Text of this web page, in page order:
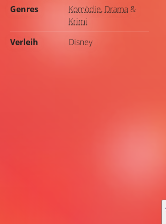
Genres Komödie, Drama &
Krimi
Verleih
Disney